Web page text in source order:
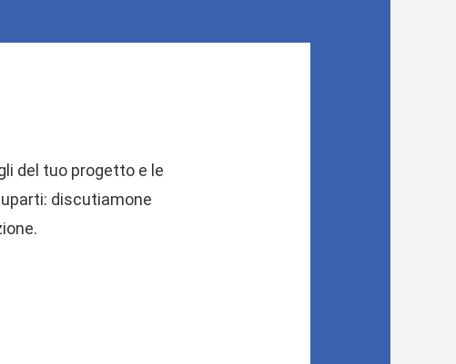
del tuo progetto e le
discutiamone